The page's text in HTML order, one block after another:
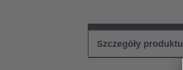
Szczegóły produktu